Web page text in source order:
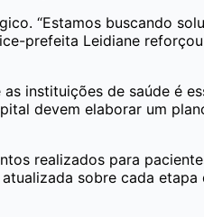
“Estamos buscando
prefeita Leidiane
instituições de saúde é
devem elaborar um
realizados para
sobre cada